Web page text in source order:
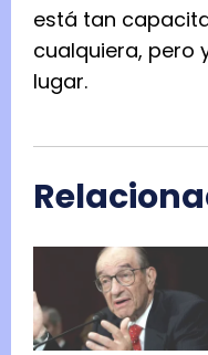
está tan
cualquiera, pero
lugar.